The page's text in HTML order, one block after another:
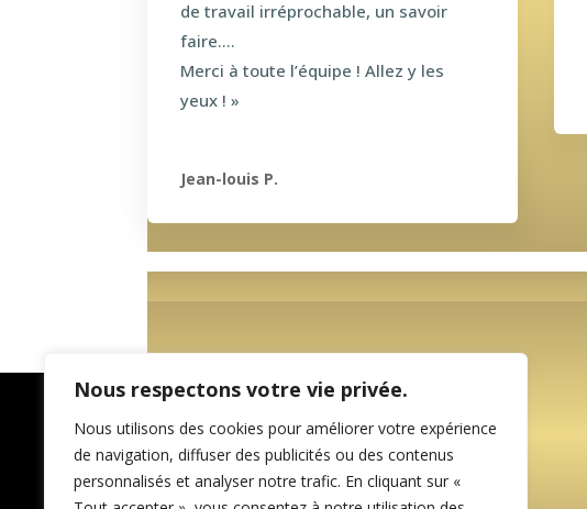
Nous respectons votre vie privée.
Nous utilisons des cookies pour améliorer votre expérience
de navigation, diffuser des publicités ou des contenus
personnalisés et analyser notre trafic. En cliquant sur «
de travail irréprochable, un savoir
faire….
Merci à toute l’équipe ! Allez y les
yeux ! »
Jean-louis P.